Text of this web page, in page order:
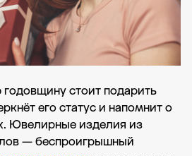
стоит подарить
его статус и напомнит о
Ювелирные изделия из
— беспроигрышный